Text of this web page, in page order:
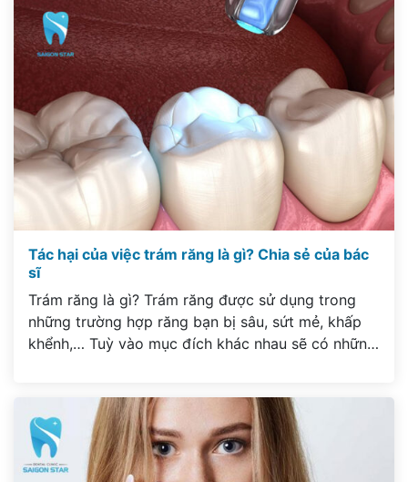
Tác hại của việc trám răng là gì? Chia sẻ của bác
sĩ
Trám răng là gì? Trám răng được sử dụng trong
những trường hợp răng bạn bị sâu, sứt mẻ, khấp
khểnh,… Tuỳ vào mục đích khác nhau sẽ có những
trong suốt quá trình thực […]